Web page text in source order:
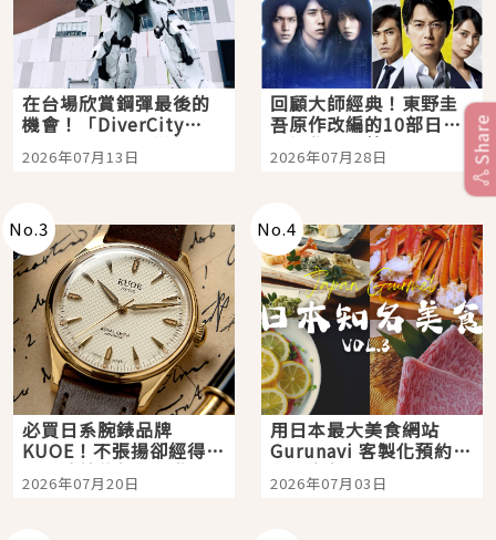
在台場欣賞鋼彈最後的
機會！「DiverCity
Tokyo Plaza」搭船、
購物、美食及夜景，一
2026年07月13日
回顧大師經典！東野圭
吾原作改編的10部日本
影視作品推薦
2026年07月28日
No.3
必買日系腕錶品牌
KUOE！不張揚卻經得起
時間洗鍊的經典之作五
選
2026年07月20日
No.4
用日本最大美食網站
Gurunavi 客製化預約九
大都市餐廳，打造專屬
美食體驗！
2026年07月03日
Share